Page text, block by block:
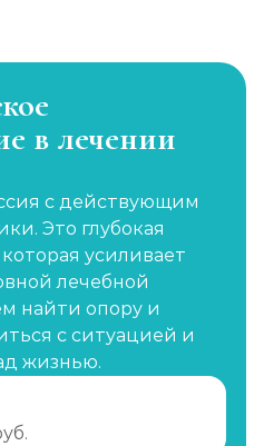
в лечении
с действующим
Это глубокая
усиливает
лечебной
найти опору и
с ситуацией и
жизнью.